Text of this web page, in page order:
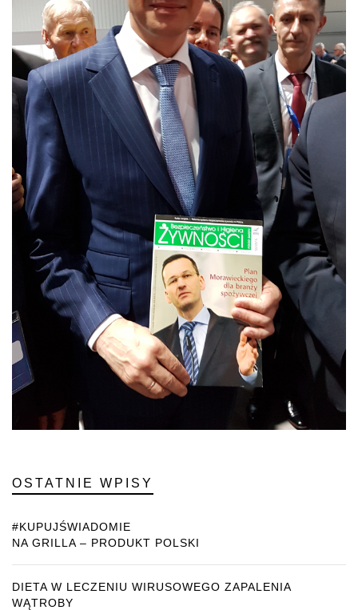
OSTATNIE WPISY
#KUPUJŚWIADOMIE
NA GRILLA – PRODUKT POLSKI
DIETA W LECZENIU WIRUSOWEGO ZAPALENIA
WĄTROBY